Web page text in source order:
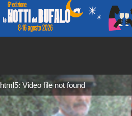
html5: Video file not found